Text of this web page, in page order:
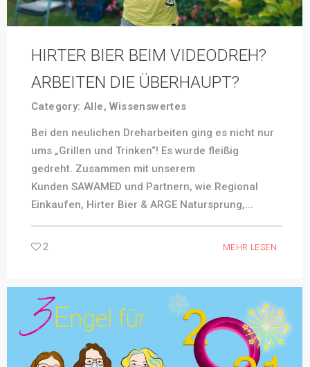
HIRTER BIER BEIM VIDEODREH?
ARBEITEN DIE ÜBERHAUPT?
Category:Alle,Wissenswertes
Bei den neulichen Dreharbeiten ging es nicht nur
ums „Grillen und Trinken“! Es wurde fleißig
gedreht. Zusammen mit unserem
Kunden SAWAMED und Partnern, wie Regional
Einkaufen, Hirter Bier & ARGE Natursprung,...
2 MEHR LESEN